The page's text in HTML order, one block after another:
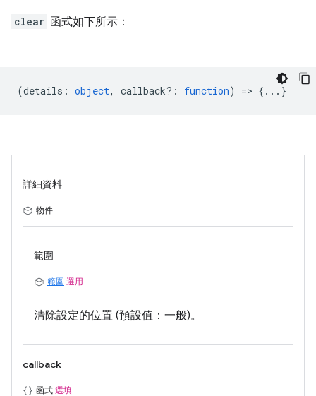
clear 函式如下所示：
(details : object, callback? : function) => {...}
詳細資料
物件
範圍
範圍 選用
清除設定的位置 (預設值：一般)。
callback
函式 選填